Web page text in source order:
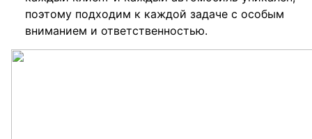
поэтому подходим к каждой задаче с особым
вниманием и ответственностью.